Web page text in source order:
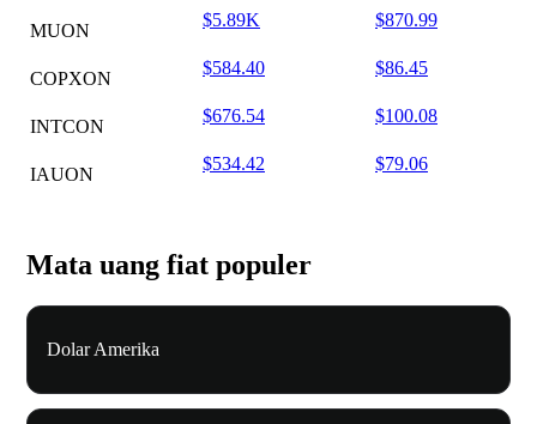
MUON
$5.89K $870.99
COPXON
$584.40 $86.45
INTCON
$676.54 $100.08
IAUON
$534.42 $79.06
Mata uang fiat populer
Dolar Amerika